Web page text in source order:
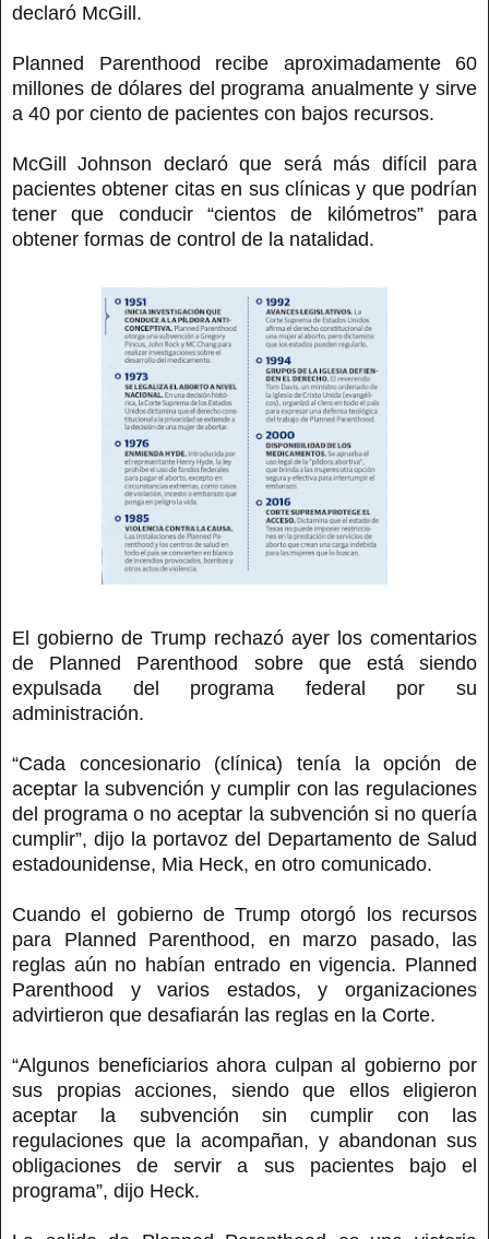
declaró McGill.
Planned Parenthood recibe aproximadamente 60
millones de dólares del programa anualmente y sirve
a 40 por ciento de pacientes con bajos recursos.
McGill Johnson declaró que será más difícil para
pacientes obtener citas en sus clínicas y que podrían
tener que conducir “cientos de kilómetros” para
obtener formas de control de la natalidad.
El gobierno de Trump rechazó ayer los comentarios
de Planned Parenthood sobre que está siendo
expulsada del programa federal por su
administración.
“Cada concesionario (clínica) tenía la opción de
aceptar la subvención y cumplir con las regulaciones
del programa o no aceptar la subvención si no quería
cumplir”, dijo la portavoz del Departamento de Salud
estadounidense, Mia Heck, en otro comunicado.
Cuando el gobierno de Trump otorgó los recursos
para Planned Parenthood, en marzo pasado, las
reglas aún no habían entrado en vigencia. Planned
Parenthood y varios estados, y organizaciones
advirtieron que desafiarán las reglas en la Corte.
“Algunos beneficiarios ahora culpan al gobierno por
sus propias acciones, siendo que ellos eligieron
aceptar la subvención sin cumplir con las
regulaciones que la acompañan, y abandonan sus
obligaciones de servir a sus pacientes bajo el
programa”, dijo Heck.